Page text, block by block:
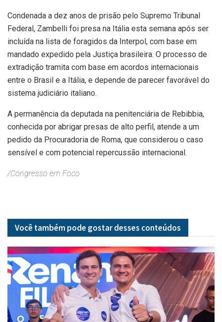
Condenada a dez anos de prisão pelo Supremo Tribunal
Federal, Zambelli foi presa na Itália esta semana após ser
incluída na lista de foragidos da Interpol, com base em
mandado expedido pela Justiça brasileira. O processo de
extradição tramita com base em acordos internacionais
entre o Brasil e a Itália, e depende de parecer favorável do
sistema judiciário italiano.
A permanência da deputada na penitenciária de Rebibbia,
conhecida por abrigar presas de alto perfil, atende a um
pedido da Procuradoria de Roma, que considerou o caso
sensível e com potencial repercussão internacional.
/Congresso em Foco
Você também pode gostar desses conteúdos